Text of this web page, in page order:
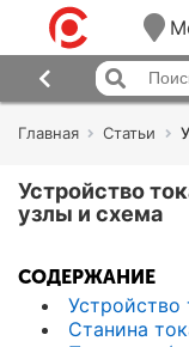
Главная Статьи
Устройство
узлы и схема
СОДЕРЖАНИЕ
Устройство
Станина